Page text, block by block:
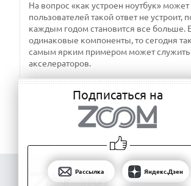
На вопрос «как устроен ноутбук»
пользователей такой ответ не
каждым годом становится все больше.
одинаковые компоненты, то сегодня
самым ярким примером может служить
акселераторов.
Подписаться на
Рассылка Яндекс.Дзен